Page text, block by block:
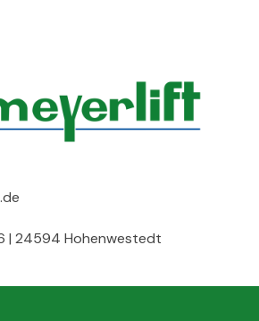
| 24594 Hohenwestedt